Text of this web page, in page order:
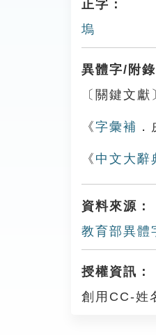
正字：
塢
異體字/附錄
〔關鍵文獻
《字彙補
《 中文大辭
資料來源：
教育部異體
授權資訊：
創用CC-姓